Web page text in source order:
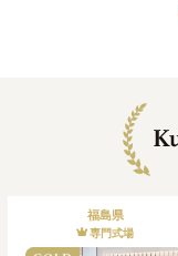
福島県
専門式場